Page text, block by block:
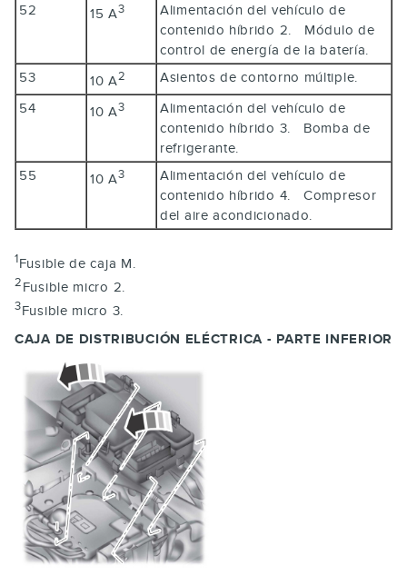
52
15 A3
Alimentación del vehículo de
contenido híbrido 2. Módulo de
control de energía de la batería.
53
10 A2
Asientos de contorno múltiple.
54
10 A3
Alimentación del vehículo de
contenido híbrido 3. Bomba de
refrigerante.
55
10 A3
Alimentación del vehículo de
contenido híbrido 4. Compresor
del aire acondicionado.
1Fusible de caja M.
2 Fusible micro 2.
3Fusible micro 3.
CAJA DE DISTRIBUCIÓN ELÉCTRICA - PARTE INFERIOR